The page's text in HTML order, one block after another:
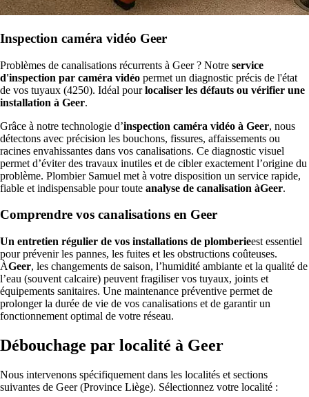
Inspection caméra vidéo Geer
Problèmes de canalisations récurrents à Geer ? Notre service
d'inspection par caméra vidéo permet un diagnostic précis de l'état
de vos tuyaux (4250). Idéal pourlocaliser les défauts ou vérifier une
installation à Geer.
Grâce à notre technologie d’inspection caméra vidéo à Geer, nous
détectons avec précision les bouchons, fissures, affaissements ou
racines envahissantes dans vos canalisations. Ce diagnostic visuel
permet d’éviter des travaux inutiles et de cibler exactement l’origine du
problème. Plombier Samuel met à votre disposition un service rapide,
fiable et indispensable pour toute analyse de canalisation àGeer.
Comprendre vos canalisations en Geer
Un entretien régulier de vos installations de plomberieest essentiel
pour prévenir les pannes, les fuites et les obstructions coûteuses.
ÀGeer, les changements de saison, l’humidité ambiante et la qualité de
l’eau (souvent calcaire) peuvent fragiliser vos tuyaux, joints et
équipements sanitaires. Une maintenance préventive permet de
prolonger la durée de vie de vos canalisations et de garantir un
fonctionnement optimal de votre réseau.
Débouchage par localité à Geer
Nous intervenons spécifiquement dans les localités et sections
suivantes de Geer (Province Liège). Sélectionnez votre localité :